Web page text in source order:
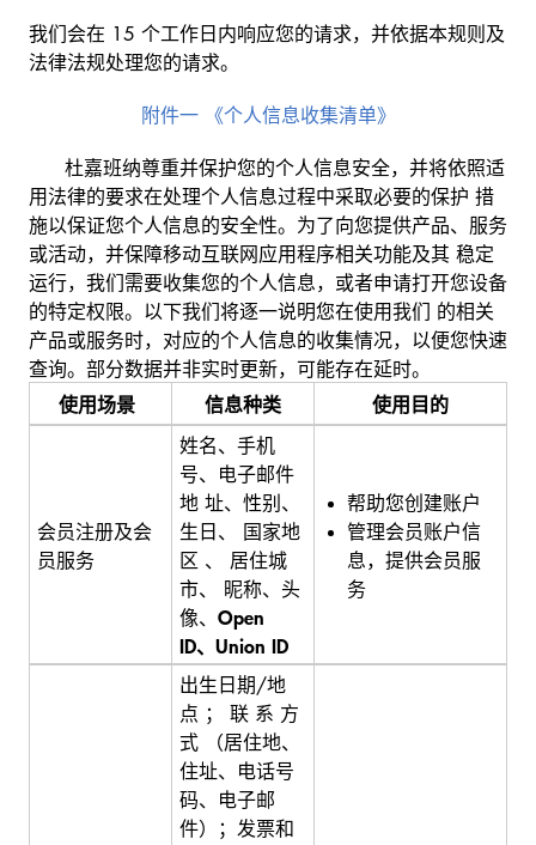
我们会在 15 个工作日内响应您的请求，并依据本规则及
法律法规处理您的请求。
附件一 《个人信息收集清单》
杜嘉班纳尊重并保护您的个人信息安全，并将依照适
用法律的要求在处理个人信息过程中采取必要的保护 措
施以保证您个人信息的安全性。为了向您提供产品、服务
或活动，并保障移动互联网应用程序相关功能及其 稳定
运行，我们需要收集您的个人信息，或者申请打开您设备
的特定权限。以下我们将逐一说明您在使用我们 的相关
产品或服务时，对应的个人信息的收集情况，以便您快速
查询。部分数据并非实时更新，可能存在延时。
使用场景
信息种类 使用目的
会员注册及会
员服务
姓名、手机
号、电子邮件
地 址、性别、
生日、 国家地
区 、 居住城
市、 昵称、头
像、 Open
ID、Union ID
帮助您创建账户
管理会员账户信
息，提供会员服
务
出生日期/地
点 ； 联 系 方
式 （居住地、
住址、电话号
码、电子邮
件）；发票和